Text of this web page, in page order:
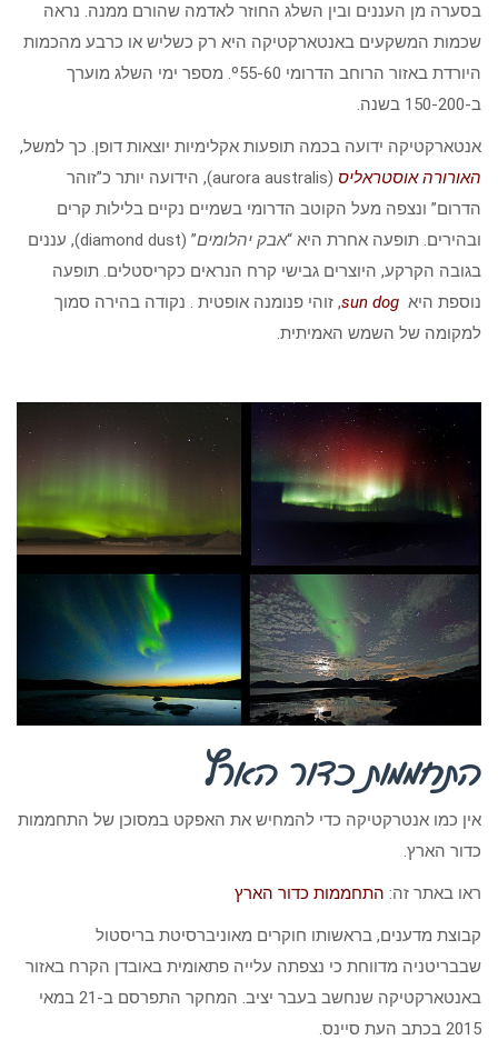
בסערה מן העננים ובין השלג החוזר לאדמה שהורם ממנה. נראה
שכמות המשקעים באנטארקטיקה היא רק כשליש או כרבע מהכמות
היורדת באזור הרוחב הדרומי º55-60. מספר ימי השלג מוערך
ב-150-200 בשנה.
אנטארקטיקה ידועה בכמה תופעות אקלימיות יוצאות דופן. כך למשל,
האורורה אוסטראליס
(aurora australis), הידועה יותר כ”זוהר
הדרום” ונצפה מעל הקוטב הדרומי בשמיים נקיים בלילות קרים
ובהירים. תופעה אחרת היא “אבק יהלומים
” (diamond dust), עננים
בגובה הקרקע, היוצרים גבישי קרח הנראים כקריסטלים. תופעה
נוספת היא sun dog, זוהי פנומנה אופטית . נקודה בהירה סמוך
למקומה של השמש האמיתית.
התחממות כדור הארץ
אין כמו אנטרקטיקה כדי להמחיש את האפקט במסוכן של התחממות
כדור הארץ.
ראו באתר זה: התחממות כדור הארץ
קבוצת מדענים, בראשותו חוקרים מאוניברסיטת בריסטול
שבבריטניה מדווחת כי נצפתה עלייה פתאומית באובדן הקרח באזור
באנטארקטיקה שנחשב בעבר יציב. המחקר התפרסם ב-21 במאי
2015 בכתב העת סיינס.